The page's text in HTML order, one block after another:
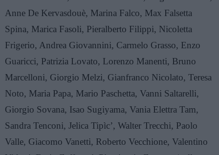
Anne De Kervasdouè, Marina Falco, Max Falsetta
Spina, Marica Fasoli, Pieralberto Filippi, Nicoletta
Frigerio, Andrea Giovannini, Carmelo Grasso, Enzo
Guaricci, Patrizia Lovato, Lorenzo Manenti, Bruno
Marcelloni, Giorgio Melzi, Gianfranco Nicolato, Teresa
Noto, Maria Papa, Mario Paschetta, Vanni Saltarelli,
Giorgio Sovana, Isao Sugiyama, Vania Elettra Tam,
Sandra Tenconi, Jelica Tipìc’, Walter Trecchi, Paolo
Valle, Giacomo Vanetti, Roberto Vecchione, Valentino